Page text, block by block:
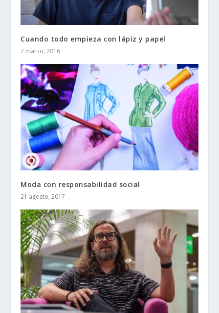
Cuando todo empieza con lápiz y papel
7 marzo, 2016
Moda con responsabilidad social
21 agosto, 2017